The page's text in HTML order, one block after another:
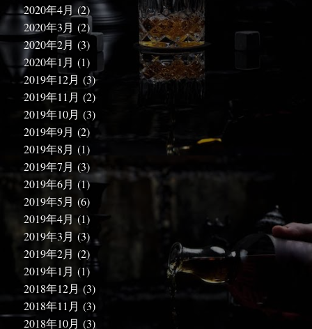
2020年4月 (2)
2020年3月 (2)
2020年2月 (3)
2020年1月 (1)
2019年12月 (3)
2019年11月 (2)
2019年10月 (3)
2019年9月 (2)
2019年8月 (1)
2019年7月 (3)
2019年6月 (1)
2019年5月 (6)
2019年4月 (1)
2019年3月 (3)
2019年2月 (2)
2019年1月 (1)
2018年12月 (3)
2018年11月 (3)
2018年10月 (3)